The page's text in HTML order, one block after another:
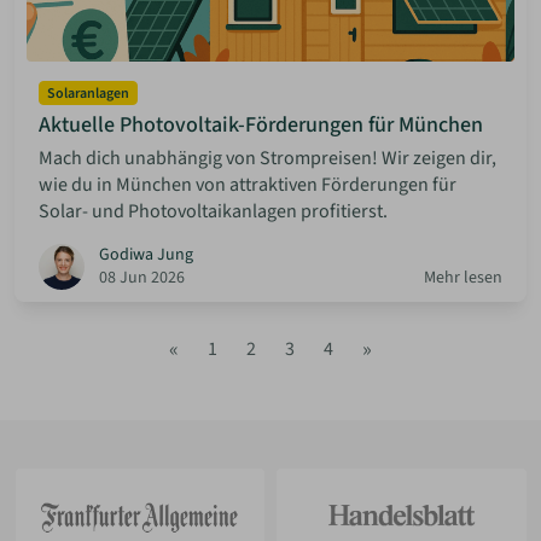
Solaranlagen
Aktuelle Photovoltaik-Förderungen für München
Mach dich unabhängig von Strompreisen! Wir zeigen dir,
wie du in München von attraktiven Förderungen für
Solar- und Photovoltaikanlagen profitierst.
Godiwa Jung
08 Jun 2026
Mehr lesen
« 1 2 3 4 »